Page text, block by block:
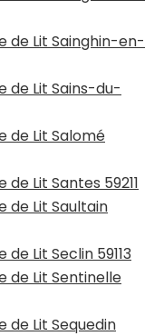
de Lit Sainghin-en-
de Lit Sains-du-
de Lit Salomé
Lit Santes 59211
de Lit Saultain
Lit Seclin 59113
de Lit Sentinelle
de Lit Sequedin